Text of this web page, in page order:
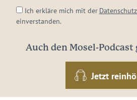
Ich erkläre mich mit der
einverstanden.
Auch den Mosel-Podcast
Jetzt